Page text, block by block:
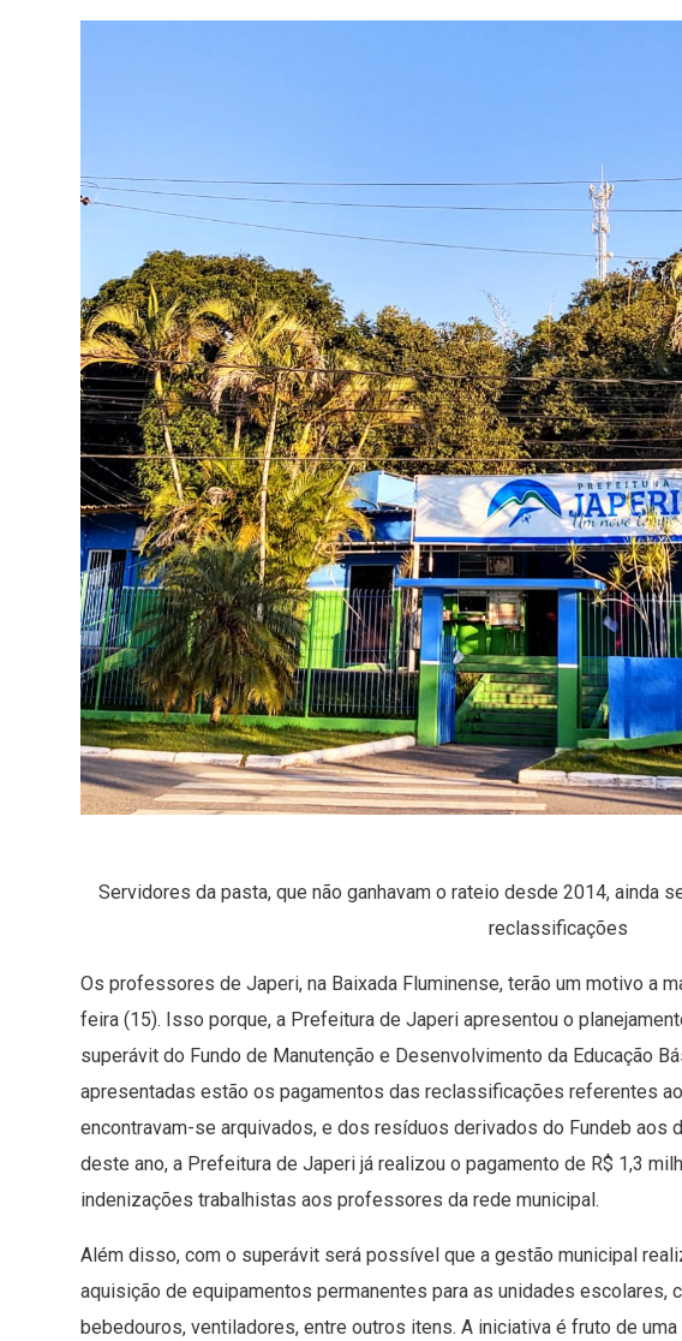
Servidores da pasta, que não ganhavam o rateio desde 2014, ainda
reclassificações
Os professores de Japeri, na Baixada Fluminense, terão um motivo a
feira (15). Isso porque, a Prefeitura de Japeri apresentou o
superávit do Fundo de Manutenção e Desenvolvimento da Educação
apresentadas estão os pagamentos das reclassificações referentes
encontravam-se arquivados, e dos resíduos derivados do Fundeb aos
deste ano, a Prefeitura de Japeri já realizou o pagamento de ​R$ ​1,3​
indenizações trabalhistas​ ​aos professores da rede municipal​.
​Além disso, com o superávit será possível que a gestão municipal
aquisição de equipamentos permanentes para as unidades escolares,
bebedouros, ventiladores, entre outros itens.​ A iniciativa é fruto de